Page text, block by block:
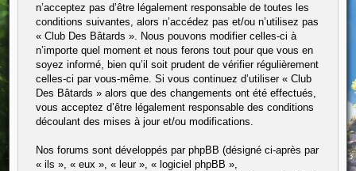
n’acceptez pas d’être légalement responsable de toutes les
conditions suivantes, alors n’accédez pas et/ou n’utilisez pas
« Club Des Bâtards ». Nous pouvons modifier celles-ci à
n’importe quel moment et nous ferons tout pour que vous en
soyez informé, bien qu’il soit prudent de vérifier régulièrement
celles-ci par vous-même. Si vous continuez d’utiliser « Club
Des Bâtards » alors que des changements ont été effectués,
vous acceptez d’être légalement responsable des conditions
découlant des mises à jour et/ou modifications.
Nos forums sont développés par phpBB (désigné ci-après par
« ils », « eux », « leur », « logiciel phpBB »,